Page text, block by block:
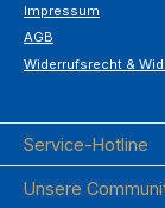
Impressum
AGB
Widerrufsrecht &
Service-Hotline
Unsere